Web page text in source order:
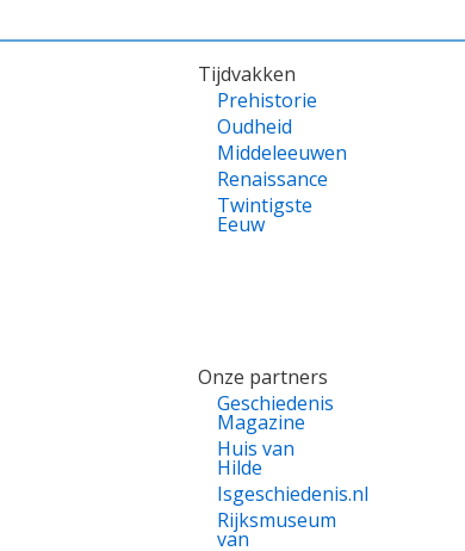
Tijdvakken
Prehistorie
Oudheid
Middeleeuwen
Renaissance
Twintigste
Eeuw
Onze partners
Geschiedenis
Magazine
Huis van
Hilde
Isgeschiedenis.nl
Rijksmuseum
van